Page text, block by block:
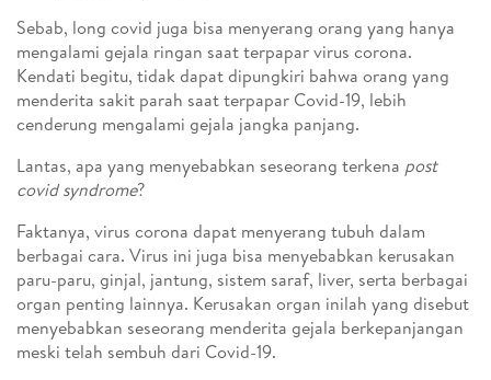
Sebab, long covid juga bisa menyerang orang yang hanya
mengalami gejala ringan saat terpapar virus corona.
Kendati begitu, tidak dapat dipungkiri bahwa orang yang
menderita sakit parah saat terpapar Covid-19, lebih
cenderung mengalami gejala jangka panjang.
Lantas, apa yang menyebabkan seseorang terkena post
covid syndrome?
Faktanya, virus corona dapat menyerang tubuh dalam
berbagai cara. Virus ini juga bisa menyebabkan kerusakan
paru-paru, ginjal, jantung, sistem saraf, liver, serta berbagai
organ penting lainnya. Kerusakan organ inilah yang disebut
menyebabkan seseorang menderita gejala berkepanjangan
meski telah sembuh dari Covid-19.